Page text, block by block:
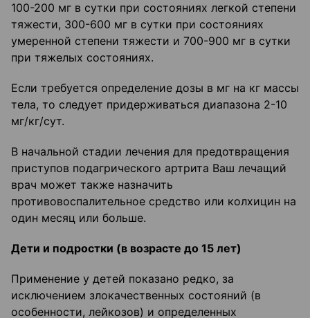
100-200 мг в сутки при состояниях легкой степени
тяжести, 300-600 мг в сутки при состояниях
умеренной степени тяжести и 700-900 мг в сутки
при тяжелых состояниях.
Если требуется определение дозы в мг на кг массы
тела, то следует придерживаться диапазона 2-10
мг/кг/сут.
В начальной стадии лечения для предотвращения
приступов подагрического артрита Ваш лечащий
врач может также назначить
противовоспалительное средство или колхицин на
один месяц или больше.
Дети и подростки (в возрасте до 15 лет)
Применение у детей показано редко, за
исключением злокачественных состояний (в
особенности, лейкозов) и определенных